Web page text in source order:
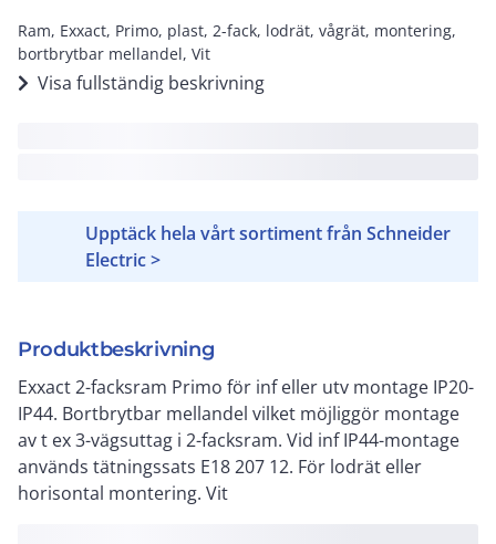
Ram, Exxact, Primo, plast, 2-fack, lodrät, vågrät, montering,
bortbrytbar mellandel, Vit
Visa fullständig beskrivning
Upptäck hela vårt sortiment från Schneider
Electric >
Produktbeskrivning
Exxact 2-facksram Primo för inf eller utv montage IP20-
IP44. Bortbrytbar mellandel vilket möjliggör montage
av t ex 3-vägsuttag i 2-facksram. Vid inf IP44-montage
används tätningssats E18 207 12. För lodrät eller
horisontal montering. Vit